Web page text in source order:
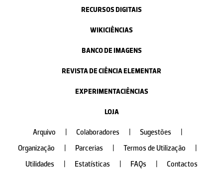
RECURSOS DIGITAIS
WIKICIÊNCIAS
BANCO DE IMAGENS
REVISTA DE CIÊNCIA ELEMENTAR
EXPERIMENTACIÊNCIAS
LOJA
Arquivo Colaboradores Sugestões
Organização
Parcerias Termos de Utilização
Utilidades
Estatísticas FAQs Contactos